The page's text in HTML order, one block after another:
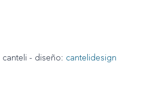
canteli - diseño: cantelidesign